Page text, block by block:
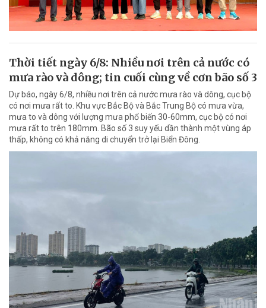
Thời tiết ngày 6/8: Nhiều nơi trên cả nước có
mưa rào và dông; tin cuối cùng về cơn bão số 3
Dự báo, ngày 6/8, nhiều nơi trên cả nước mưa rào và dông, cục bộ
có nơi mưa rất to. Khu vực Bắc Bộ và Bắc Trung Bộ có mưa vừa,
mưa to và dông với lượng mưa phổ biến 30-60mm, cục bộ có nơi
mưa rất to trên 180mm. Bão số 3 suy yếu dần thành một vùng áp
thấp, không có khả năng di chuyển trở lại Biển Đông.